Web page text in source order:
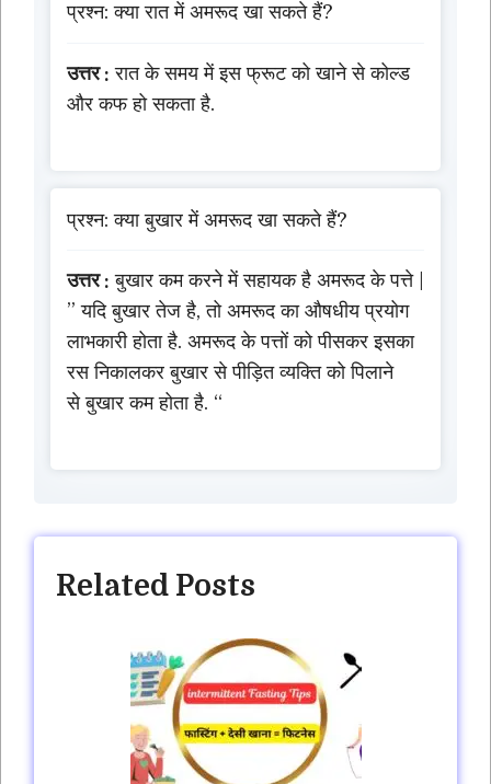
प्रश्न: क्या रात में अमरूद खा सकते हैं?
उत्तर : रात के समय में इस फ्रूट को खाने से कोल्ड
और कफ हो सकता है.
प्रश्न: क्या बुखार में अमरूद खा सकते हैं?
उत्तर : बुखार कम करने में सहायक है अमरूद के पत्ते |
” यदि बुखार तेज है, तो अमरूद का औषधीय प्रयोग
लाभकारी होता है. अमरूद के पत्तों को पीसकर इसका
रस निकालकर बुखार से पीड़ित व्यक्ति को पिलाने
से बुखार कम होता है. “
Related Posts